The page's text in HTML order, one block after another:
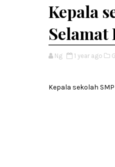
Kepala
Selamat
Ng 1 year ago
Kepala sekolah